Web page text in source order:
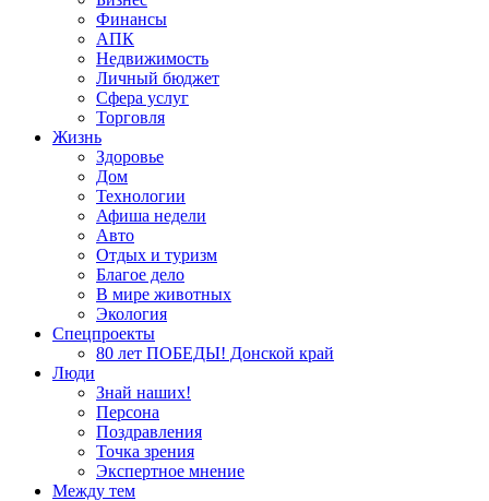
Финансы
АПК
Недвижимость
Личный бюджет
Сфера услуг
Торговля
Жизнь
Здоровье
Дом
Технологии
Афиша недели
Авто
Отдых и туризм
Благое дело
В мире животных
Экология
Спецпроекты
80 лет ПОБЕДЫ! Донской край
Люди
Знай наших!
Персона
Поздравления
Точка зрения
Экспертное мнение
Между тем